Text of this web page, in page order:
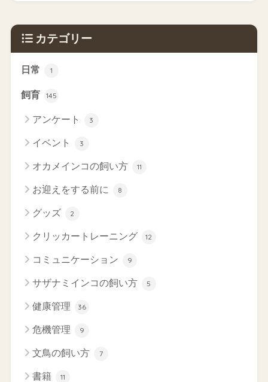
カテゴリー
日常 1
飼育 145
アンケート 3
イベント 3
オカメインコの飼い方 11
お迎えをする前に 8
グッズ 2
クリッカートレーニング 12
コミュニケーション 9
サザナミインコの飼い方 5
健康管理 36
危機管理 9
文鳥の飼い方 7
書籍 11